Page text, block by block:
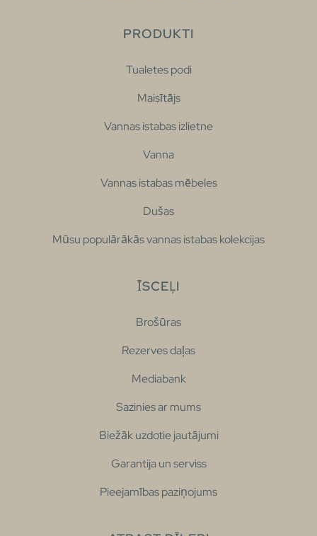
PRODUKTI
Tualetes podi
Maisītājs
Vannas istabas izlietne
Vanna
Vannas istabas mēbeles
Dušas
Mūsu populārākās vannas istabas kolekcijas
ĪSCEĻI
Brošūras
Rezerves daļas
Mediabank
Sazinies ar mums
Biežāk uzdotie jautājumi
Garantija un serviss
Pieejamības paziņojums